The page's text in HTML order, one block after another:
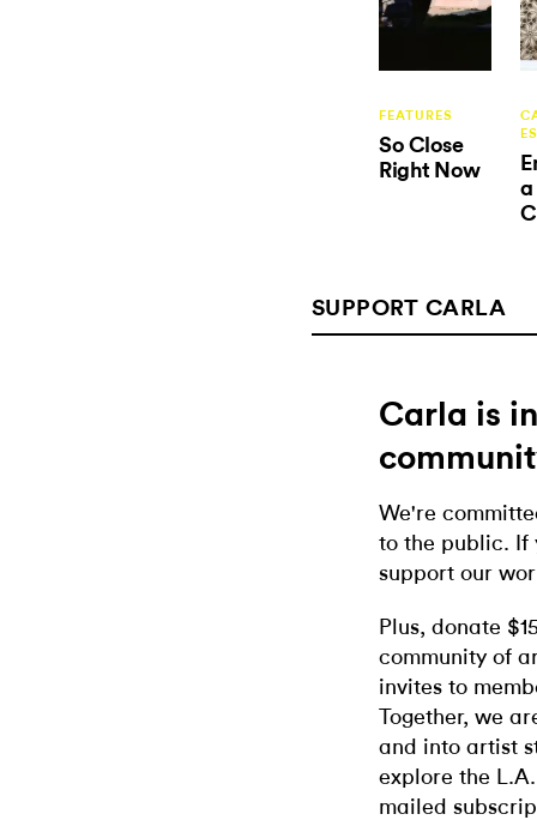
FEATURES
So Close
Right Now
a
SUPPORT CARLA
Carla is
We're
to the public. If
support our
Plus, donate
community of
invites to
Together, we
and into artist
explore the
mailed